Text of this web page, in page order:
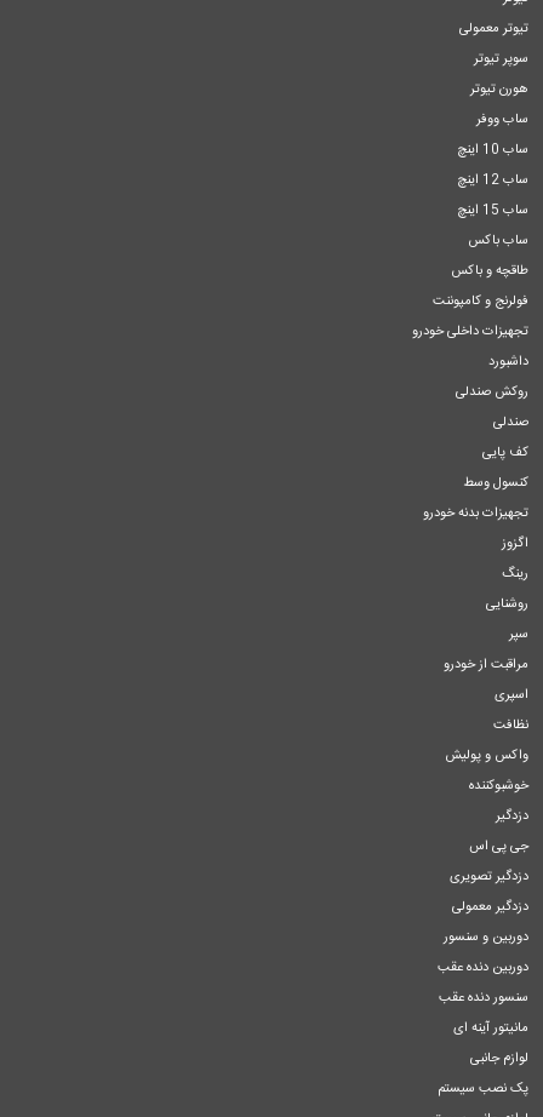
تیوتر معمولی
سوپر تیوتر
هورن تیوتر
ساب ووفر
ساب 10 اینچ
ساب 12 اینچ
ساب 15 اینچ
ساب باکس
طاقچه و باکس
فولرنج و کامپوننت
تجهیزات داخلی خودرو
داشبورد
روکش صندلی
صندلی
کف پایی
کنسول وسط
تجهیزات بدنه خودرو
اگزوز
رینگ
روشنایی
سپر
مراقبت از خودرو
اسپری
نظافت
واکس و پولیش
خوشبوکننده
دزدگیر
جی پی اس
دزدگیر تصویری
دزدگیر معمولی
دوربین و سنسور
دوربین دنده عقب
سنسور دنده عقب
مانیتور آینه ای
لوازم جانبی
پک نصب سیستم